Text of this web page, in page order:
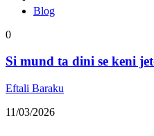
Blog
0
Si mund ta dini se keni
Eftali Baraku
11/03/2026